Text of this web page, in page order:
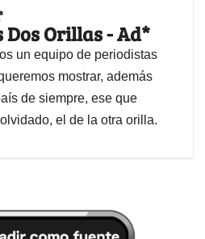
Dos Orillas - Ad*
un equipo de periodistas
mostrar, además
de siempre, ese que
el de la otra orilla.